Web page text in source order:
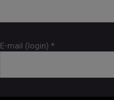
E-mail (login) *